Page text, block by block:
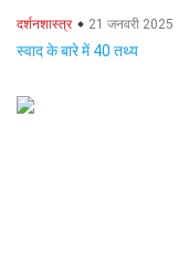
दर्शनशास्त्र 21 जनवरी 2025
स्वाद के बारे में 40 तथ्य